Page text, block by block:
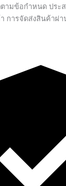
ามข้อกำหนด ประ
การจัดส่งสินค้าผ่